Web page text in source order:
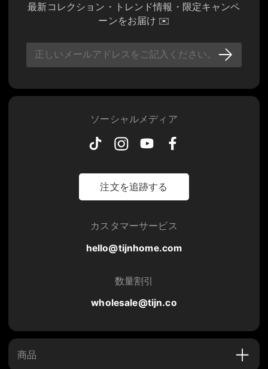
最新コレクション・トレンド情報・限定キャンペ
ーンをお届け ✉️
ソーシャルメディア
注文を追跡する
カスタマーサービス
hello@tijnhome.com
数量割引
wholesale@tijn.co
商品